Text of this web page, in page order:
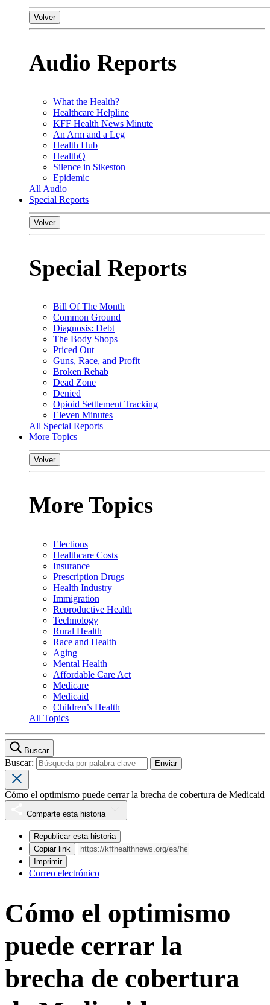
Volver
Audio Reports
What the Health?
Healthcare Helpline
KFF Health News Minute
An Arm and a Leg
Health Hub
HealthQ
Silence in Sikeston
Epidemic
All Audio
Special Reports
Volver
Special Reports
Bill Of The Month
Common Ground
Diagnosis: Debt
The Body Shops
Priced Out
Guns, Race, and Profit
Broken Rehab
Dead Zone
Denied
Opioid Settlement Tracking
Eleven Minutes
All Special Reports
More Topics
Volver
More Topics
Elections
Healthcare Costs
Insurance
Prescription Drugs
Health Industry
Immigration
Reproductive Health
Technology
Rural Health
Race and Health
Aging
Mental Health
Affordable Care Act
Medicare
Medicaid
Children’s Health
All Topics
Buscar
Buscar:
Cómo el optimismo puede cerrar la brecha de cobertura de Medicaid
Comparte esta historia
Republicar esta historia
Copiar link
Imprimir
Correo electrónico
Cómo el optimismo
puede cerrar la
brecha de cobertura